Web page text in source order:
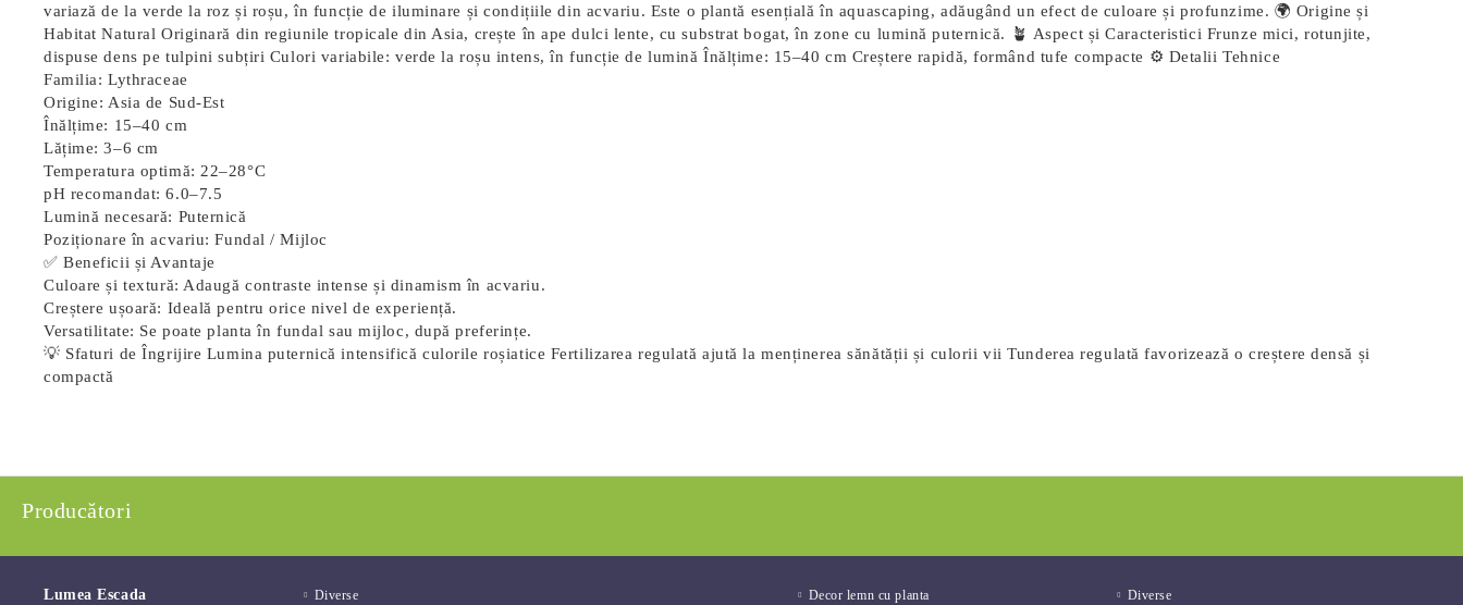
variază de la verde la roz și roșu, în funcție de iluminare și condițiile din acvariu. Este o plantă esențială în aquascaping, adăugând un efect de culoare și profunzime. 🌍 Origine și
Habitat Natural Originară din regiunile tropicale din Asia, crește în ape dulci lente, cu substrat bogat, în zone cu lumină puternică. 🪴 Aspect și Caracteristici Frunze mici, rotunjite,
dispuse dens pe tulpini subțiri Culori variabile: verde la roșu intens, în funcție de lumină Înălțime: 15–40 cm Creștere rapidă, formând tufe compacte ⚙️ Detalii Tehnice
Familia: Lythraceae
Origine: Asia de Sud-Est
Înălțime: 15–40 cm
Lățime: 3–6 cm
Temperatura optimă: 22–28°C
pH recomandat: 6.0–7.5
Lumină necesară: Puternică
Poziționare în acvariu: Fundal / Mijloc
✅ Beneficii și Avantaje
Culoare și textură: Adaugă contraste intense și dinamism în acvariu.
Creștere ușoară: Ideală pentru orice nivel de experiență.
Versatilitate: Se poate planta în fundal sau mijloc, după preferințe.
💡 Sfaturi de Îngrijire Lumina puternică intensifică culorile roșiatice Fertilizarea regulată ajută la menținerea sănătății și culorii vii Tunderea regulată favorizează o creștere densă și
compactă
Producători
Lumea Escada
Diverse
Decor lemn cu planta
Diverse